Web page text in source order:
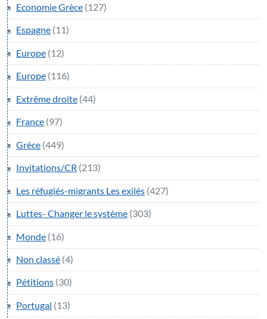
Economie Grèce (127)
Espagne (11)
Europe (12)
Europe (116)
Extrême droite (44)
France (97)
Grèce (449)
Invitations/CR (213)
Les réfugiés-migrants Les exilés (427)
Luttes- Changer le système (303)
Monde (16)
Non classé (4)
Pétitions (30)
Portugal (13)